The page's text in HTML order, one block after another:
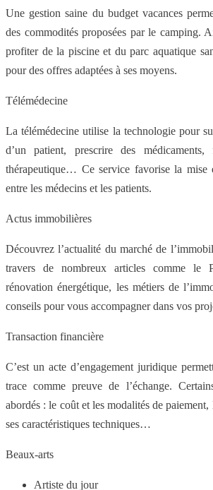
Une gestion saine du budget vacances
des commodités proposées par le camping.
profiter de la piscine et du parc aquatique
pour des offres adaptées à ses moyens.
Télémédecine
La télémédecine utilise la technologie pour
d’un patient, prescrire des
thérapeutique… Ce service favorise la mise
entre les médecins et les patients.
Actus immobilières
Découvrez l’actualité du marché de
travers de nombreux articles comme le
rénovation énergétique, les métiers de
conseils pour vous accompagner dans vos
Transaction financière
C’est un acte d’engagement juridique
trace comme preuve de l’échange.
abordés : le coût et les modalités de paiement,
ses caractéristiques techniques…
Beaux-arts
Artiste du jour